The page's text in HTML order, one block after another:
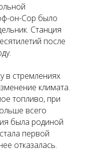
он-Сор было
Станция
после
в стремлениях
климата.
топливо, при
всего
была родиной
первой
отказалась.